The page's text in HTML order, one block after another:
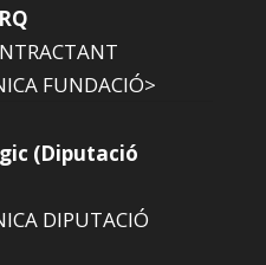
FUNDACIÓ>
(Diputació
DIPUTACIÓ